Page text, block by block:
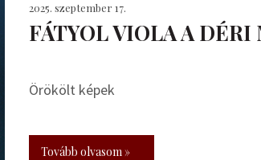
2025. szeptember 17.
FÁTYOL VIOLA A DÉRI
Örökölt képek
Tovább olvasom »